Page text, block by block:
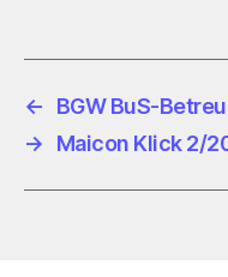
←
BGW BuS-
→
Maicon Klick 2/